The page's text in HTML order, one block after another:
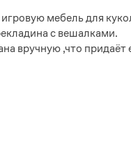
мебель для
с вешалками.
вручную ,что